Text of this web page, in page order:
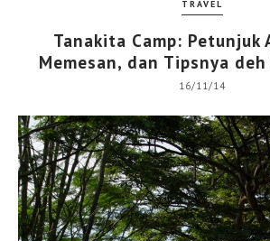
TRAVEL
Tanakita Camp: Petunjuk
Memesan, dan Tipsnya
16/11/14